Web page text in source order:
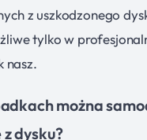
z uszkodzonego
tylko w
nasz.
można
dysku?